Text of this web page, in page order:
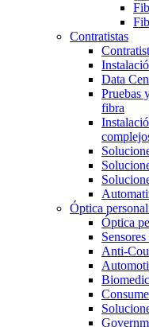
Contratistas
Data
Pruebas
fibra
Óptica
Óptica
Anti-